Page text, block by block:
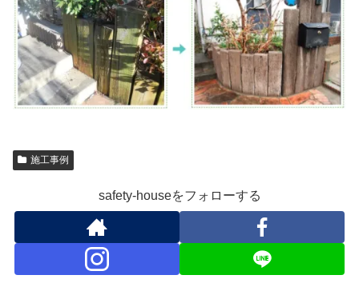
施工事例
safety-houseをフォローする